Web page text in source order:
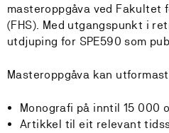
masteroppgåva ved Fakultet
(FHS). Med utgangspunkt i
utdjuping for SPE590 som
Masteroppgåva kan
Monografi på inntil 15 000
Artikkel til eit relevant